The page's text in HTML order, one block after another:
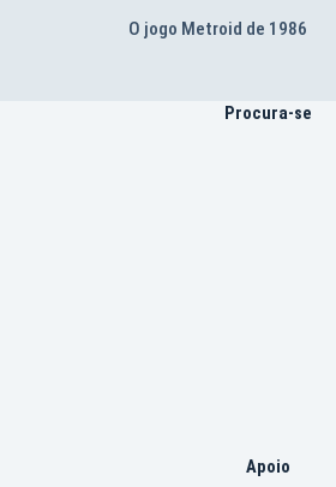
O jogo Metroid de 1986
Procura-se
Apoio